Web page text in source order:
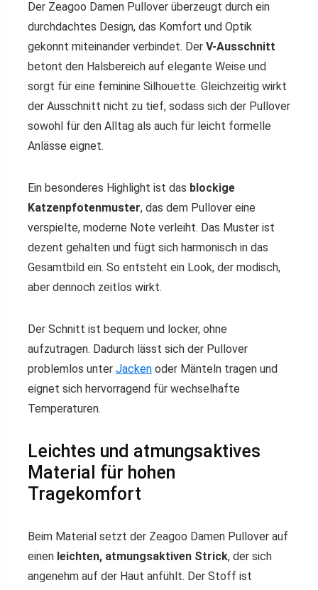
Der Zeagoo Damen Pullover überzeugt durch ein
durchdachtes Design, das Komfort und Optik
gekonnt miteinander verbindet. Der V-Ausschnitt
betont den Halsbereich auf elegante Weise und
sorgt für eine feminine Silhouette. Gleichzeitig wirkt
der Ausschnitt nicht zu tief, sodass sich der Pullover
sowohl für den Alltag als auch für leicht formelle
Anlässe eignet.
Ein besonderes Highlight ist das blockige
Katzenpfotenmuster, das dem Pullover eine
verspielte, moderne Note verleiht. Das Muster ist
dezent gehalten und fügt sich harmonisch in das
Gesamtbild ein. So entsteht ein Look, der modisch,
aber dennoch zeitlos wirkt.
Der Schnitt ist bequem und locker, ohne
aufzutragen. Dadurch lässt sich der Pullover
problemlos unter Jacken oder Mänteln tragen und
eignet sich hervorragend für wechselhafte
Temperaturen.
Leichtes und atmungsaktives
Material für hohen
Tragekomfort
Beim Material setzt der Zeagoo Damen Pullover auf
einen leichten, atmungsaktiven Strick, der sich
angenehm auf der Haut anfühlt. Der Stoff ist